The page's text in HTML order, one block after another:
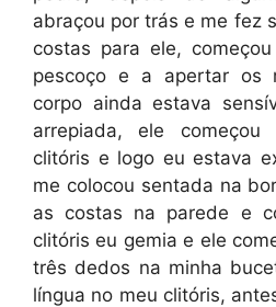
abraçou por trás e me fez
costas para ele,
pescoço e a apertar os
corpo ainda estava
arrepiada, ele
clitóris e logo eu estava
me colocou sentada na
as costas na parede e
clitóris eu gemia e ele
três dedos na minha
língua no meu clitóris,